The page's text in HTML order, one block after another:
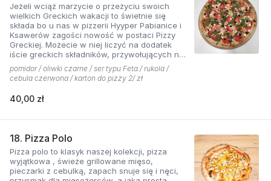
Jeżeli wciąż marzycie o przeżyciu swoich
wielkich Greckich wakacji to świetnie się
składa bo u nas w pizzerii Hyyper Pabianice i
Ksawerów zagości nowość w postaci Pizzy
Greckiej. Możecie w niej liczyć na dodatek
iście greckich składników, przywołujących na
myśl piaszczyste plaże i ciepły klimat - ser
typu feta, którego oryginalny smak doskonale
współgra z przypieczoną czerwoną cebulką,
wyjątkowo greckiego charakteru. Jest to pizza
nie boją się poznawać nowych połączeń.
pomidor / oliwki czarne / ser typu Feta / rukola /
cebula czerwona / karton do pizzy 2/ zł
40,00 zł
18. Pizza Polo
Pizza polo to klasyk naszej kolekcji, pizza
wyjątkowa , świeże grillowane mięso,
pieczarki z cebulką, zapach snuje się i nęci,